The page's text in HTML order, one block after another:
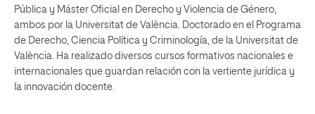
Pública y Máster Oficial en Derecho y Violencia de Género,
ambos por la Universitat de València. Doctorado en el Programa
de Derecho, Ciencia Política y Criminología, de la Universitat de
València. Ha realizado diversos cursos formativos nacionales e
internacionales que guardan relación con la vertiente jurídica y
la innovación docente.